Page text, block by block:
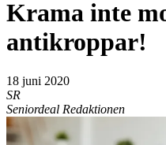
Krama inte
antikroppar!
18 juni 2020
SR
Seniordeal Redaktionen